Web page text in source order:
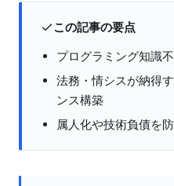
この記事の要点
プログラミング知識
法務・情シスが納得
ンス構築
属人化や技術負債を